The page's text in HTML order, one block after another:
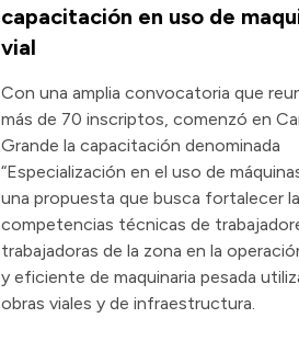
capacitación en uso de
vial
Con una amplia convocatoria que
más de 70 inscriptos, comenzó en
Grande la capacitación denominada
“Especialización en el uso de
una propuesta que busca fortalecer
competencias técnicas de
trabajadoras de la zona en la
y eficiente de maquinaria pesada
obras viales y de infraestructura.